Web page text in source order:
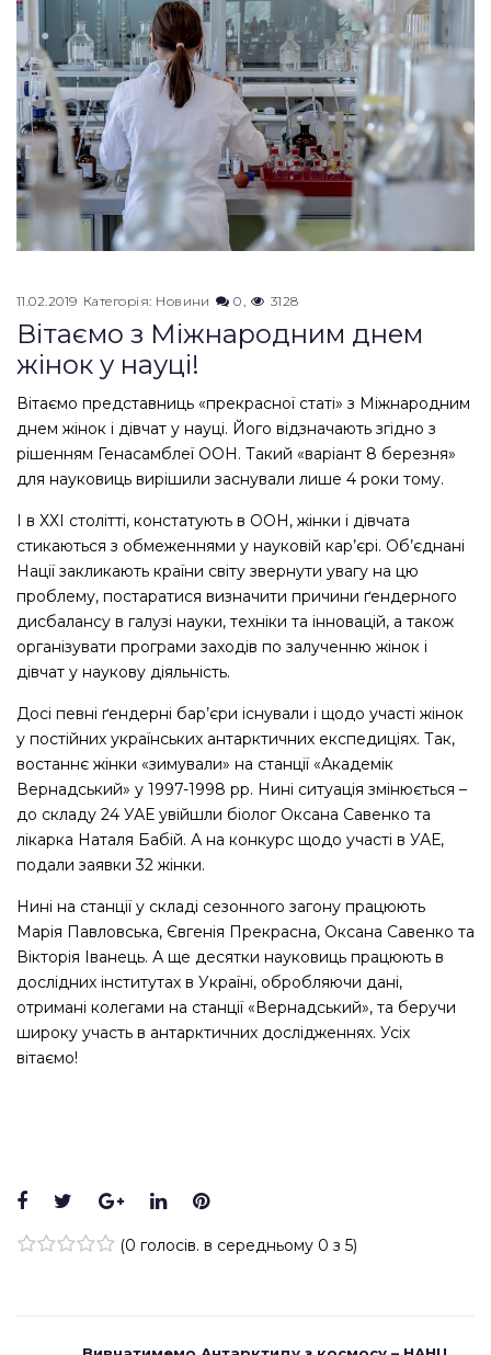
11.02.2019 Категорія: Новини 0 3128
Вітаємо з Міжнародним днем
жінок у науці!
Вітаємо представниць «прекрасної статі» з Міжнародним
днем жінок і дівчат у науці. Його відзначають згідно з
рішенням Генасамблеї ООН. Такий «варіант 8 березня»
для науковиць вирішили заснували лише 4 роки тому.
І в ХХІ столітті, констатують в ООН, жінки і дівчата
стикаються з обмеженнями у науковій кар’єрі. Об’єднані
Нації закликають країни світу звернути увагу на цю
проблему, постаратися визначити причини ґендерного
дисбалансу в галузі науки, техніки та інновацій, а також
організувати програми заходів по залученню жінок і
дівчат у наукову діяльність.
Досі певні ґендерні бар’єри існували і щодо участі жінок
у постійних українських антарктичних експедиціях. Так,
востаннє жінки «зимували» на станції «Академік
Вернадський» у 1997-1998 рр. Нині ситуація змінюється –
до складу 24 УАЕ увійшли біолог Оксана Савенко та
лікарка Наталя Бабій. А на конкурс щодо участі в УАЕ,
подали заявки 32 жінки.
Нині на станції у складі сезонного загону працюють
Марія Павловська, Євгенія Прекрасна, Оксана Савенко та
Вікторія Іванець. А ще десятки науковиць працюють в
дослідних інститутах в Україні, обробляючи дані,
отримані колегами на станції «Вернадський», та беручи
широку участь в антарктичних дослідженнях. Усіх
вітаємо!
Facebook
TwitterGoogle+
LinkedInPinterest
(0 голосів. в середньому 0 з 5)